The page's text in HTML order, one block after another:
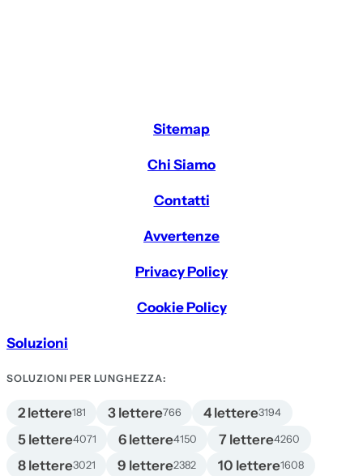
Sitemap
Chi Siamo
Contatti
Avvertenze
Privacy Policy
Cookie Policy
Soluzioni
SOLUZIONI PER LUNGHEZZA:
2 lettere181 3 lettere766 4 lettere3194
5 lettere4071 6 lettere4150 7 lettere4260
8 lettere3021 9 lettere2382 10 lettere1608